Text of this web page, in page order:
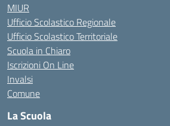
MIUR
Ufficio Scolastico Regionale
Ufficio Scolastico Territoriale
Scuola in Chiaro
Iscrizioni On Line
Invalsi
Comune
La Scuola